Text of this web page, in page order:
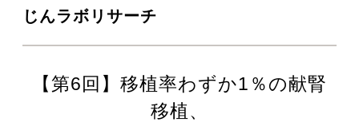
じんラボリサーチ
【第6回】移植率わずか1％の献腎
移植、